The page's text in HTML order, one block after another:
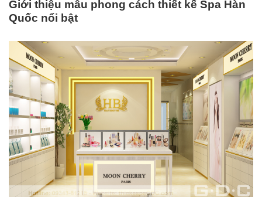
Giới thiệu mẫu phong cách thiết kế Spa Hàn
Quốc nổi bật